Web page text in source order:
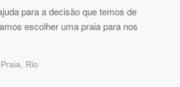
para a decisão que temos de
escolher uma praia para nos
Praia, Rio